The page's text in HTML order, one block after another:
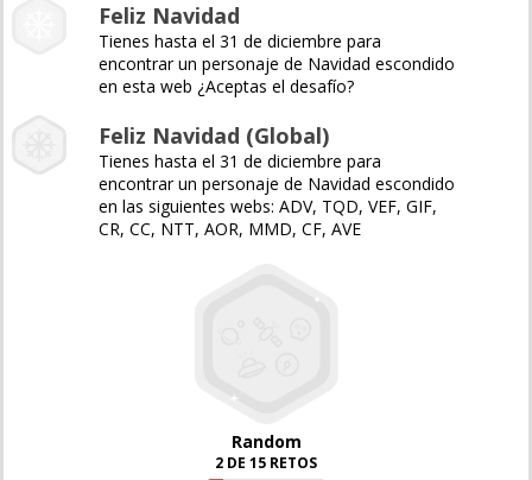
Feliz Navidad
Tienes hasta el 31 de diciembre para
encontrar un personaje de Navidad escondido
en esta web ¿Aceptas el desafío?
Feliz Navidad (Global)
Tienes hasta el 31 de diciembre para
encontrar un personaje de Navidad escondido
en las siguientes webs: ADV, TQD, VEF, GIF,
CR, CC, NTT, AOR, MMD, CF, AVE
Random
2 DE 15 RETOS